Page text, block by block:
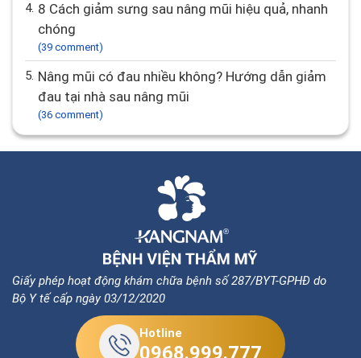
4. 8 Cách giảm sưng sau nâng mũi hiệu quả, nhanh
chóng
(39 comment)
5. Nâng mũi có đau nhiều không? Hướng dẫn giảm
đau tại nhà sau nâng mũi
(36 comment)
Giấy phép hoạt động khám chữa bệnh số 287/BYT-GPHĐ do
Bộ Y tế cấp ngày 03/12/2020
Hotline
0968.999.777